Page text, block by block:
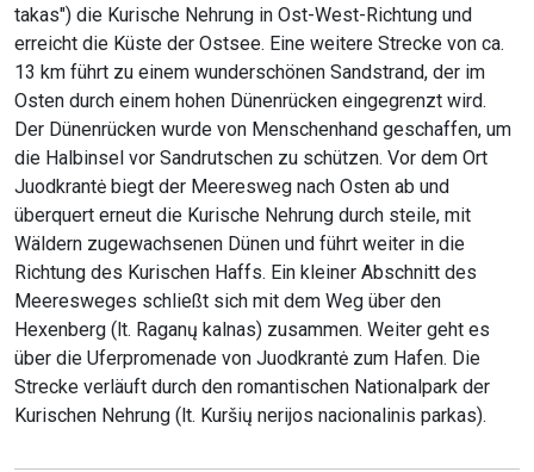
takas") die Kurische Nehrung in Ost-West-Richtung und
erreicht die Küste der Ostsee. Eine weitere Strecke von ca.
13 km führt zu einem wunderschönen Sandstrand, der im
Osten durch einem hohen Dünenrücken eingegrenzt wird.
Der Dünenrücken wurde von Menschenhand geschaffen, um
die Halbinsel vor Sandrutschen zu schützen. Vor dem Ort
Juodkrantė biegt der Meeresweg nach Osten ab und
überquert erneut die Kurische Nehrung durch steile, mit
Wäldern zugewachsenen Dünen und führt weiter in die
Richtung des Kurischen Haffs. Ein kleiner Abschnitt des
Meeresweges schließt sich mit dem Weg über den
Hexenberg (lt. Raganų kalnas) zusammen. Weiter geht es
über die Uferpromenade von Juodkrantė zum Hafen. Die
Strecke verläuft durch den romantischen Nationalpark der
Kurischen Nehrung (lt. Kuršių nerijos nacionalinis parkas).